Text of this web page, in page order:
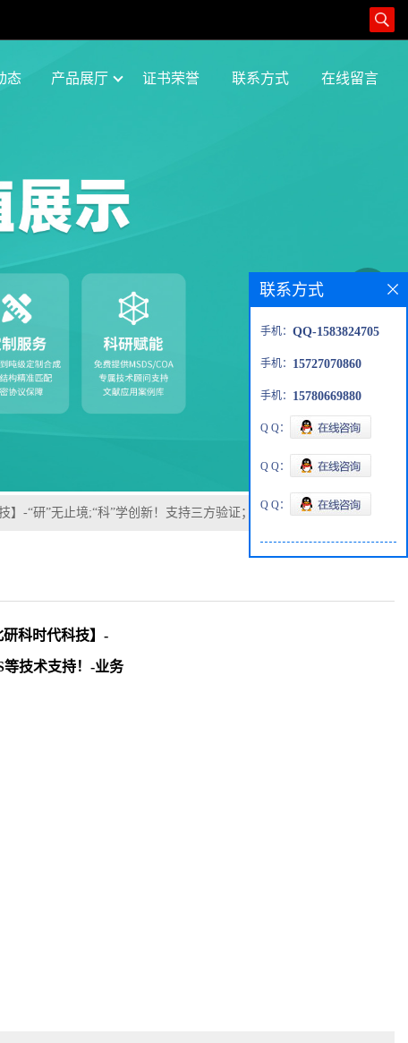
态 产品展厅 证书荣誉 联系方式 在线留言
-“研”无止境;“科”学创新！支持三方验证；支持定制；检测图谱；
研科时代科技】-
技术支持！-业务
联系方式
手机： QQ-1583824705
手机： 15727070860
手机： 15780669880
Q Q：
Q Q：
Q Q：